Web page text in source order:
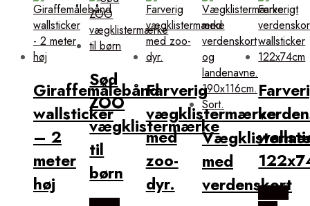
Giraffemålebånd
wallsticker
– 2
meter
høj
Sød
ZOO
vægklistermærke
til
børn
Farverig
vægklistermærke
med
zoo-
dyr.
med
verdenskort
Købes